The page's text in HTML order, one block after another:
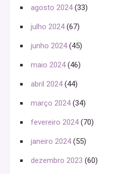
agosto 2024(33)
julho 2024(67)
junho 2024(45)
maio 2024(46)
abril 2024(44)
março 2024(34)
fevereiro 2024(70)
janeiro 2024(55)
dezembro 2023 (60)